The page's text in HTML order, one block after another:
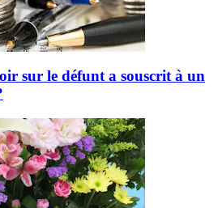
sur le défunt a souscrit à un